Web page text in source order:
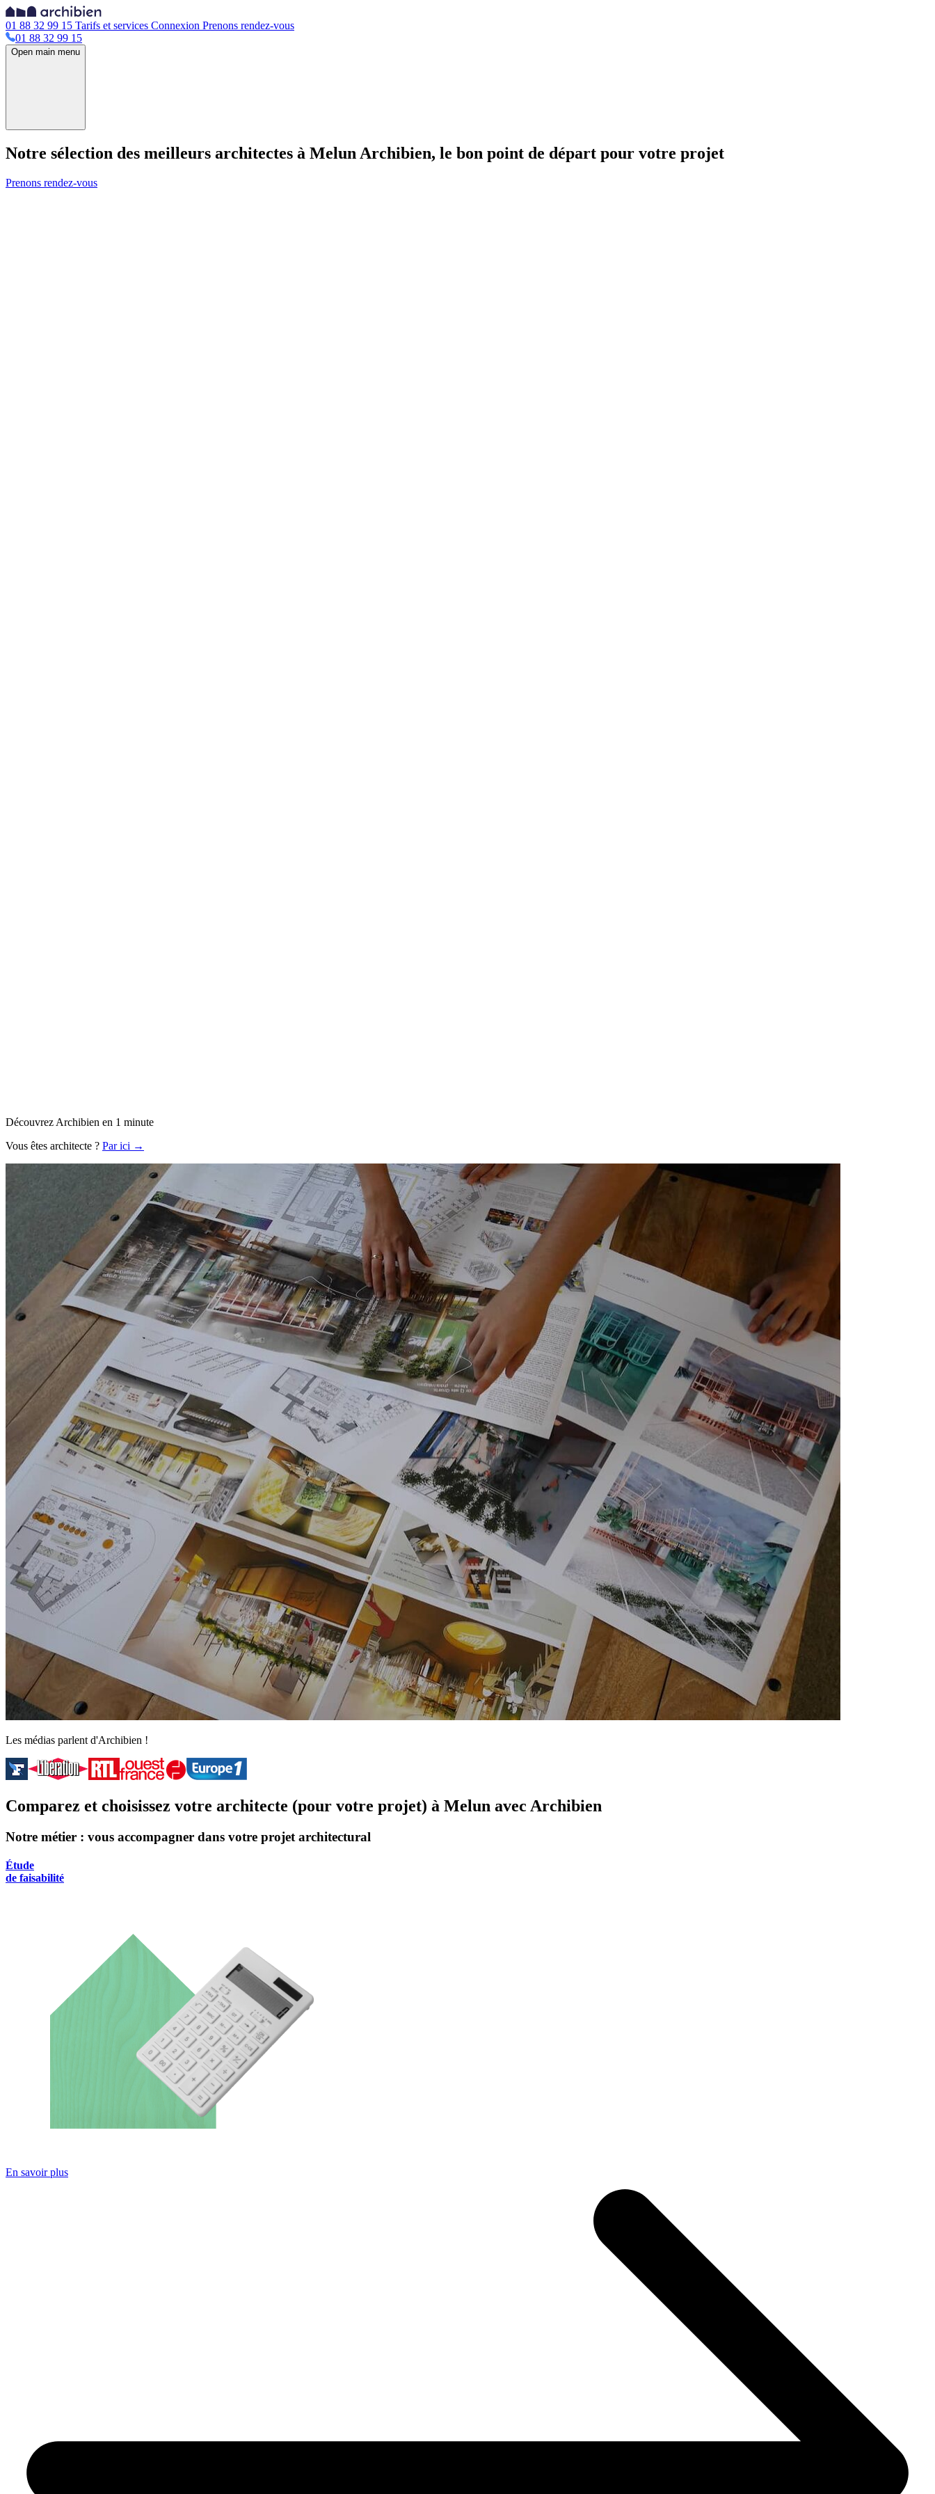
01 88 32 99 15 Tarifs et services Connexion Prenons rendez-vous
01 88 32 99 15
Open main menu
Notre sélection des meilleurs architectes à Melun Archibien, le bon point de départ pour votre projet
Prenons rendez-vous
Découvrez Archibien en 1 minute
Vous êtes architecte ? Par ici →
Les médias parlent d'Archibien !
Comparez et choisissez votre architecte (pour votre projet) à Melun avec Archibien
Notre métier : vous accompagner dans votre projet architectural
Étude
de faisabilité
En savoir plus